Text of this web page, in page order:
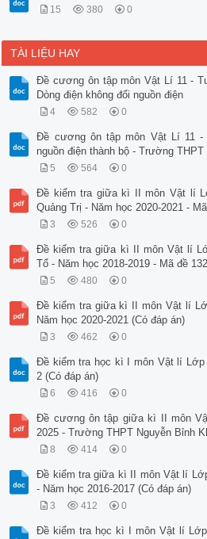
15 380 0
TÀI LIỆU HAY
Đề cương ôn tập môn Vật Lí 11 -
Dòng điện không đổi nguồn điện
4 582 0
Đề cương ôn tập môn Vật Lí 11 -
nguồn điện thành bộ - Trường
5 564 0
Đề kiểm tra giữa kì II môn Vật lí
Quảng Trị - Năm học 2020-2021 -
3 526 0
Đề kiểm tra giữa kì II môn Vật lí
Tổ - Năm học 2018-2019 - Mã đề
5 480 0
Đề kiểm tra giữa kì II môn Vật lí
Năm học 2020-2021 (Có đáp án)
3 462 0
Đề kiểm tra học kì I môn Vật lí Lớp
2 (Có đáp án)
6 416 0
Đề cương ôn tập giữa kì II môn
2025 - Trường THPT Nguyễn Bỉnh
8 414 0
Đề kiểm tra giữa kì II môn Vật lí
- Năm học 2016-2017 (Có đáp án)
3 412 0
Đề kiểm tra học kì I môn Vật lí Lớp